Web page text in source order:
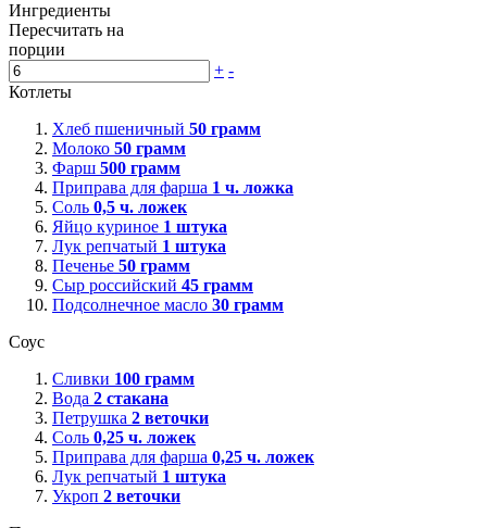
Ингредиенты
Пересчитать на
порции
+ -
Котлеты
Хлеб пшеничный 50 грамм
Молоко 50 грамм
Фарш 500 грамм
Приправа для фарша 1 ч. ложка
Соль 0,5 ч. ложек
Яйцо куриное 1 штука
Лук репчатый 1 штука
Печенье 50 грамм
Сыр российский 45 грамм
Подсолнечное масло 30 грамм
Соус
Сливки 100 грамм
Вода 2 стакана
Петрушка 2 веточки
Соль 0,25 ч. ложек
Приправа для фарша 0,25 ч. ложек
Лук репчатый 1 штука
Укроп 2 веточки